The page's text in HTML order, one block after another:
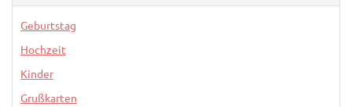
Geburtstag
Hochzeit
Kinder
Grußkarten